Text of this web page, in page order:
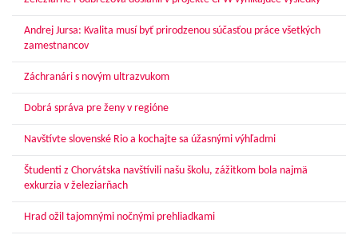
Andrej Jursa: Kvalita musí byť prirodzenou súčasťou práce všetkých
zamestnancov
Záchranári s novým ultrazvukom
Dobrá správa pre ženy v regióne
Navštívte slovenské Rio a kochajte sa úžasnými výhľadmi
Študenti z Chorvátska navštívili našu školu, zážitkom bola najmä
exkurzia v železiarňach
Hrad ožil tajomnými nočnými prehliadkami